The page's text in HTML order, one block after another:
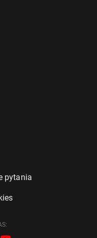
Europy
pytania